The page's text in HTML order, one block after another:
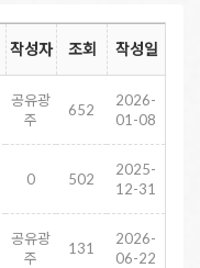
작성자 조회 작성일
공유광
주
652
2026-
01-08
0 502
2025-
12-31
공유광
주
131
2026-
06-22